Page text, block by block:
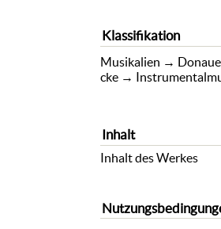
Klassifikation
Musikalien →
cke →
Inhalt
Inhalt des Werkes